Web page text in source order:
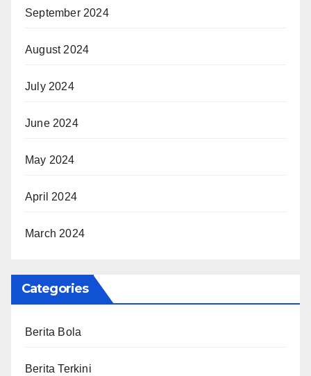
September 2024
August 2024
July 2024
June 2024
May 2024
April 2024
March 2024
Categories
Berita Bola
Berita Terkini